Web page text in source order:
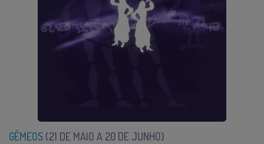
GÊMEOS (21 DE MAIO A 20 DE JUNHO)